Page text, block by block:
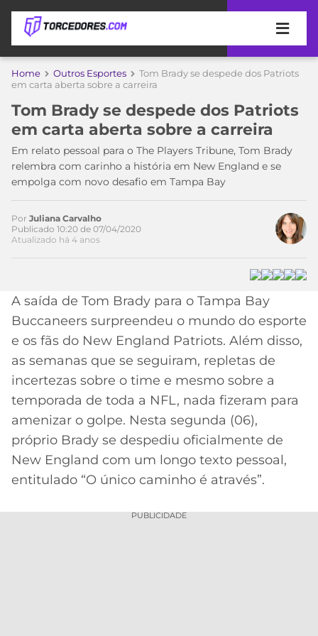
APOSTAS
DE
APOSTA
MELHORES
SITES
DE
APOSTAS
2026
BETBOOM
CÓDIGO
DE
INDICAÇÃO
BET365
CÓDIGO
BETANO
MELHORES
DE
COPA
DO
MUNDO
MEU
TIME
PALMEIRAS
CORINTHIANS
SÃO
PAULO
SANTOS
FLAMENGO
FLUMINENSE
CAMPEONATOS
SÉRIE
A
LIBERTADORES
COPA
BRASIL
PREMIER
LEAGUE
ESPORTIVA
MERCADO
DA
PALPITES
Home Outros Esportes
Tom Brady se despede dos Patriots
em carta aberta sobre a carreira
Tom Brady se despede dos Patriots
em carta aberta sobre a carreira
Em relato pessoal para o The Players Tribune, Tom Brady
relembra com carinho a história em New England e se
empolga com novo desafio em Tampa Bay
Acesse o perfil do autor
no Twitter
Por Juliana Carvalho
Publicado 10:20 de 07/04/2020
Atualizado há 4 anos
A saída de Tom Brady para o Tampa Bay
Buccaneers surpreendeu o mundo do esporte
e os fãs do New England Patriots. Além disso,
as semanas que se seguiram, repletas de
incertezas sobre o time e mesmo sobre a
temporada de toda a NFL, nada fizeram para
amenizar o golpe. Nesta segunda (06),
próprio Brady se despediu oficialmente de
New England com um longo texto pessoal,
entitulado “O único caminho é através”.
PUBLICIDADE